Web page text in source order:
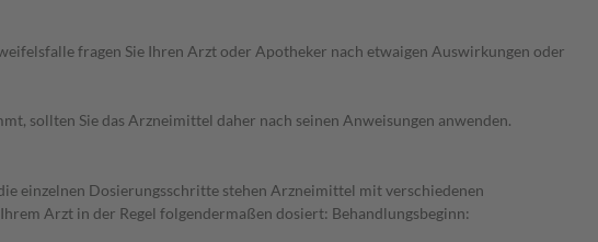
fragen Sie Ihren Arzt oder Apotheker nach etwaigen Auswirkungen oder
sollten Sie das Arzneimittel daher nach seinen Anweisungen anwenden.
einzelnen Dosierungsschritte stehen Arzneimittel mit verschiedenen
Arzt in der Regel folgendermaßen dosiert: Behandlungsbeginn: